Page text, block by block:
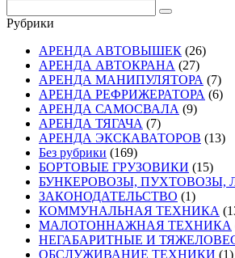
Рубрики
АРЕНДА АВТОВЫШЕК (26)
АРЕНДА АВТОКРАНА (27)
АРЕНДА МАНИПУЛЯТОРА (7)
АРЕНДА РЕФРИЖЕРАТОРА (6)
АРЕНДА САМОСВАЛА (9)
АРЕНДА ТЯГАЧА (7)
АРЕНДА ЭКСКАВАТОРОВ (13)
Без рубрики (169)
БОРТОВЫЕ ГРУЗОВИКИ (15)
БУНКЕРОВОЗЫ, ПУХТОВОЗЫ,
ЗАКОНОДАТЕЛЬСТВО (1)
КОММУНАЛЬНАЯ ТЕХНИКА
МАЛОТОННАЖНАЯ ТЕХНИКА
НЕГАБАРИТНЫЕ И
ОБСЛУЖИВАНИЕ ТЕХНИКИ (1)